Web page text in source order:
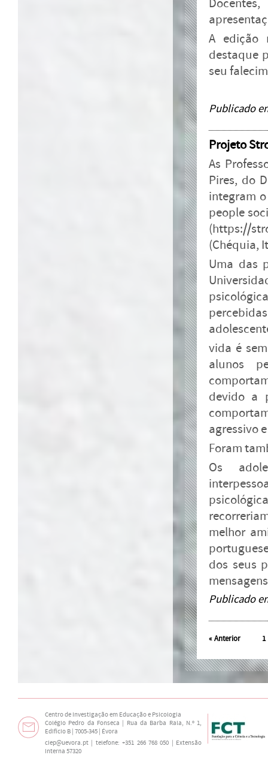
A edição
destaque
seu
Publicado
Projeto
As
Pires, do
integram
people
(https://
(Chéquia,
Uma das
vida é
alunos
devido a
agressivo
Foram
Os
melhor
dos seus
Publicado
«Anterior 1
Centro de Investigação em Educação e Psicologia
Colégio Pedro da Fonseca | Rua da Barba Rala, N.º 1,
Edifício B | 7005-345 | Évora
ciep@uevora.pt | telefone: +351 266 768 050 | Extensão
interna 57320